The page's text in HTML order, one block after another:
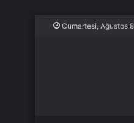
Cumartesi, Ağustos